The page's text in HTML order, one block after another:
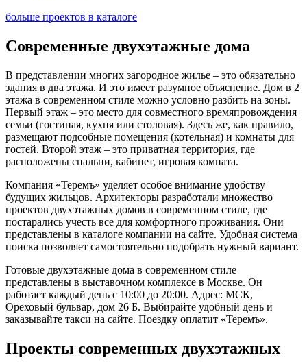
больше проектов в каталоге
Современные двухэтажные дома
В представлении многих загородное жилье – это обязательно
здания в два этажа. И это имеет разумное объяснение. Дом в 2
этажа в современном стиле можно условно разбить на зоны.
Первый этаж – это место для совместного времяпровождения
семьи (гостиная, кухня или столовая). Здесь же, как правило,
размещают подсобные помещения (котельная) и комнаты для
гостей. Второй этаж – это приватная территория, где
расположены спальни, кабинет, игровая комната.
Компания «Теремъ» уделяет особое внимание удобству
будущих жильцов. Архитекторы разработали множество
проектов двухэтажных домов в современном стиле, где
постарались учесть все для комфортного проживания. Они
представлены в каталоге компании на сайте. Удобная система
поиска позволяет самостоятельно подобрать нужный вариант.
Готовые двухэтажные дома в современном стиле
представлены в выставочном комплексе в Москве. Он
работает каждый день с 10:00 до 20:00. Адрес: МСК,
Ореховый бульвар, дом 26 Б. Выбирайте удобный день и
заказывайте такси на сайте. Поездку оплатит «Теремъ».
Проекты современных двухэтажных